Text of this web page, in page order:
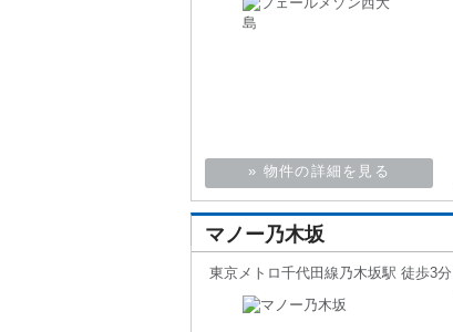
» 物件の詳細を見る
マノー乃木坂
東京メトロ千代田線乃木坂駅 徒歩3